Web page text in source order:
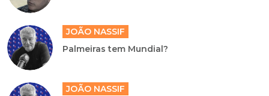
JOÃO NASSIF
Palmeiras tem Mundial?
JOÃO NASSIF